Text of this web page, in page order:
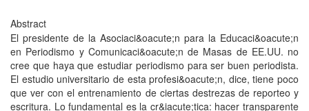
Abstract
El presidente de la Asociaci&oacute;n para la Educaci&oacute;n
en Periodismo y Comunicaci&oacute;n de Masas de EE.UU. no
cree que haya que estudiar periodismo para ser buen periodista.
El estudio universitario de esta profesi&oacute;n, dice, tiene poco
que ver con el entrenamiento de ciertas destrezas de reporteo y
escritura. Lo fundamental es la cr&iacute;tica: hacer transparente